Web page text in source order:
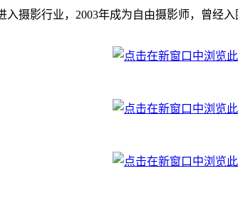
入摄影行业，2003年成为自由摄影师，曾经